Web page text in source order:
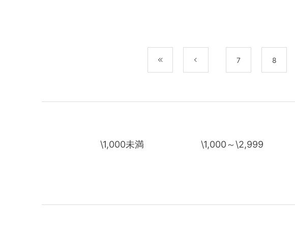
7 8
\1,000未満 \1,000～\2,999